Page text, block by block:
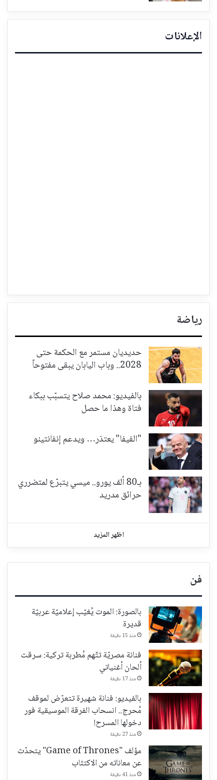
الإعلانات
رياضة
حديديان مستمر مع الحكمة حتى
2028.. وباب اليابان يبقى مفتوحاً
بالفيديو: محمد صلاح يتسبّب ببكاء
فتاة وهذا ما حصل
"الفيفا" يعتذر… ويدعم إنفانتينو
بـ80 ألف يورو.. ميسي يتبرّع لمتضرري
حرائق مدريد
اظهر المزيد
فن
بالصورة: الموت يُغيّب إعلاميّة عربيّة
قديرة
منذ 15 دقيقة
فنانة مصريّة تتّهم مُطربة تركية: سرقت
ألحان أغنياتي
منذ 17 دقيقة
بالفيديو: فنانة شهيرة تتعرّض لموقف
مُحرج.. انسحاب الفرقة الموسيقية فور
دخولها المسرح!
منذ 27 دقيقة
مؤلف "Game of Thrones" يتحدّث
عن معاناته من الاكتئاب
منذ 41 دقيقة